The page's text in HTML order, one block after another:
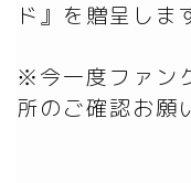
ド』を贈呈しま
※今一度ファン
所のご確認お願